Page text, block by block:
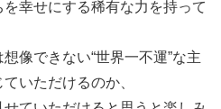
幸せにする稀有な力を持って
像できない“世界一不運”な主
いただけるのか、